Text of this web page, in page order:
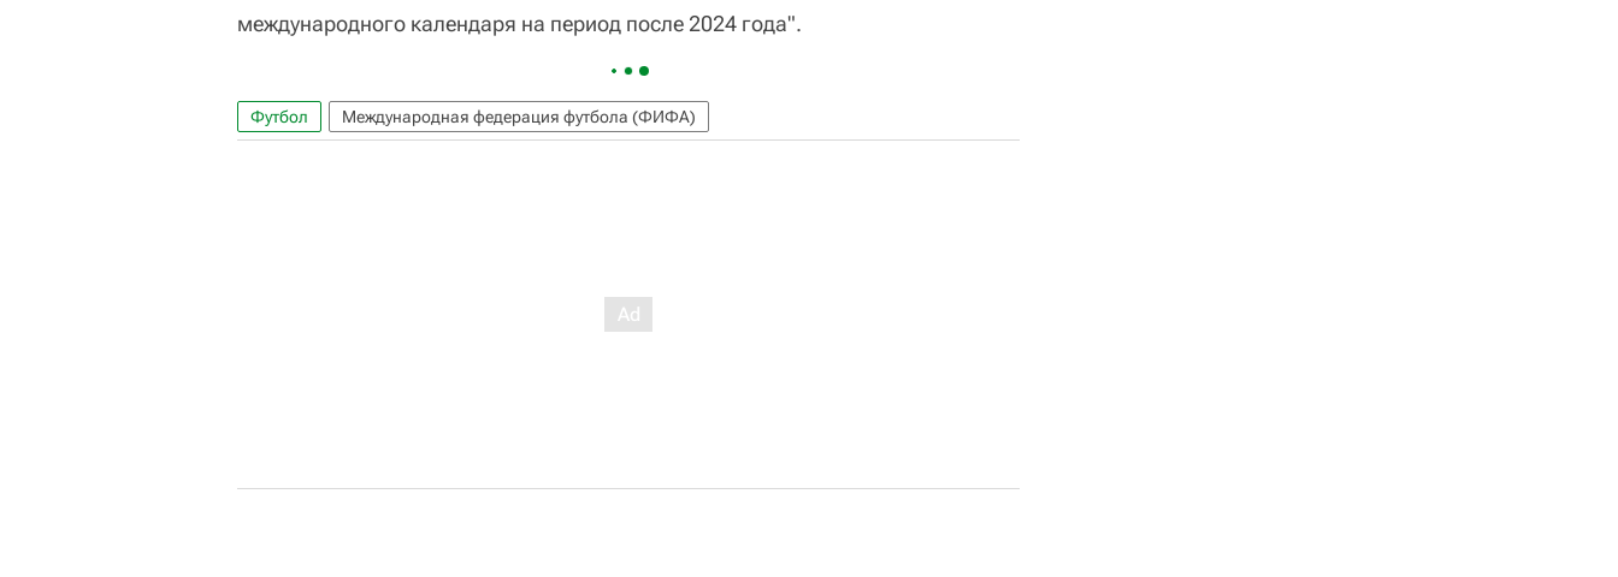
международного календаря на период после 2024 года".
Футбол Международная федерация футбола (ФИФА)